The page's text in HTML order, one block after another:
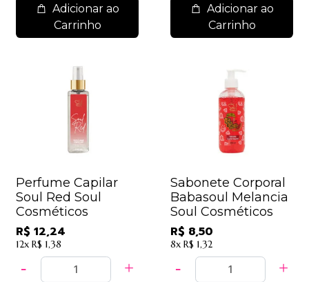
Adicionar ao
Carrinho
Adicionar ao
Carrinho
Perfume Capilar
Soul Red Soul
Cosméticos
R$ 12,24
12x R$ 1,38
Sabonete Corporal
Babasoul Melancia
Soul Cosméticos
R$ 8,50
8x R$ 1,32